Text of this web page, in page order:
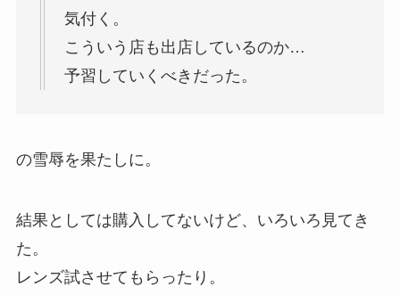
気付く。
こういう店も出店しているのか…
予習していくべきだった。
の雪辱を果たしに。
結果としては購入してないけど、いろいろ見てき
た。
レンズ試させてもらったり。